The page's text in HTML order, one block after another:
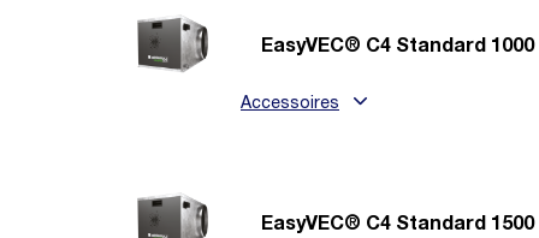
EasyVEC® C4 Standard
Accessoires
EasyVEC® C4 Standard 1500